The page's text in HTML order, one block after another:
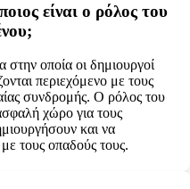
είναι ο ρόλος του
οποία οι δημιουργοί
περιεχόμενο με τους
συνδρομής. Ο ρόλος του
χώρο για τους
και να
τους οπαδούς τους.